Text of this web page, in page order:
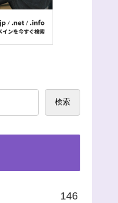
検索
146